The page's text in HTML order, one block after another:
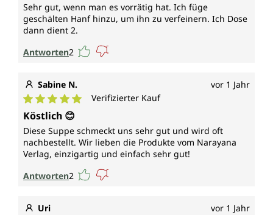
Sehr gut, wenn man es vorrätig hat. Ich füge
geschälten Hanf hinzu, um ihn zu verfeinern. Ich Dose
dann dient 2.
Antworten2
Sabine N. vor 1 Jahr
Durchschnittliche Bewertung von 5 von 5 Sternen
Verifizierter Kauf
Köstlich 😊
Diese Suppe schmeckt uns sehr gut und wird oft
nachbestellt. Wir lieben die Produkte vom Narayana
Verlag, einzigartig und einfach sehr gut!
Antworten2
Uri vor 1 Jahr